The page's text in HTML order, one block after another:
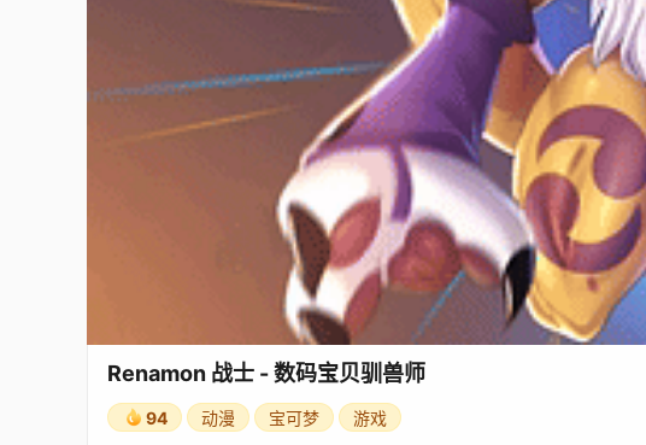
Renamon 战士 - 数码宝贝驯兽师
94 动漫 宝可梦 游戏